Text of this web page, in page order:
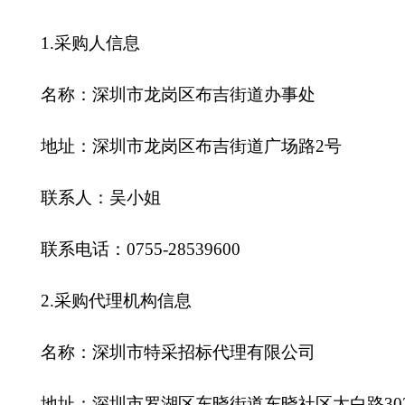
1.采购人信息
名称：深圳市龙岗区布吉街道办事处
地址：深圳市龙岗区布吉街道广场路2号
联系人：吴小姐
联系电话：0755-28539600
2.采购代理机构信息
名称：深圳市特采招标代理有限公司